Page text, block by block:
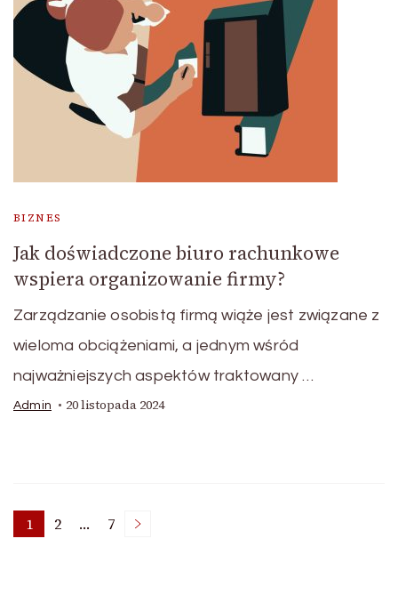
BIZNES
Jak doświadczone biuro rachunkowe
wspiera organizowanie firmy?
Zarządzanie osobistą firmą wiąże jest związane z
wieloma obciążeniami, a jednym wśród
najważniejszych aspektów traktowany …
Admin 20 listopada 2024
Stronicowanie
Strona
1 Strona
2 … Strona
7